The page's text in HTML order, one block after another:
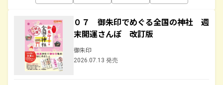
０７ 御朱印でめぐる全国の神社 週
末開運さんぽ 改訂版
御朱印
2026.07.13 発売